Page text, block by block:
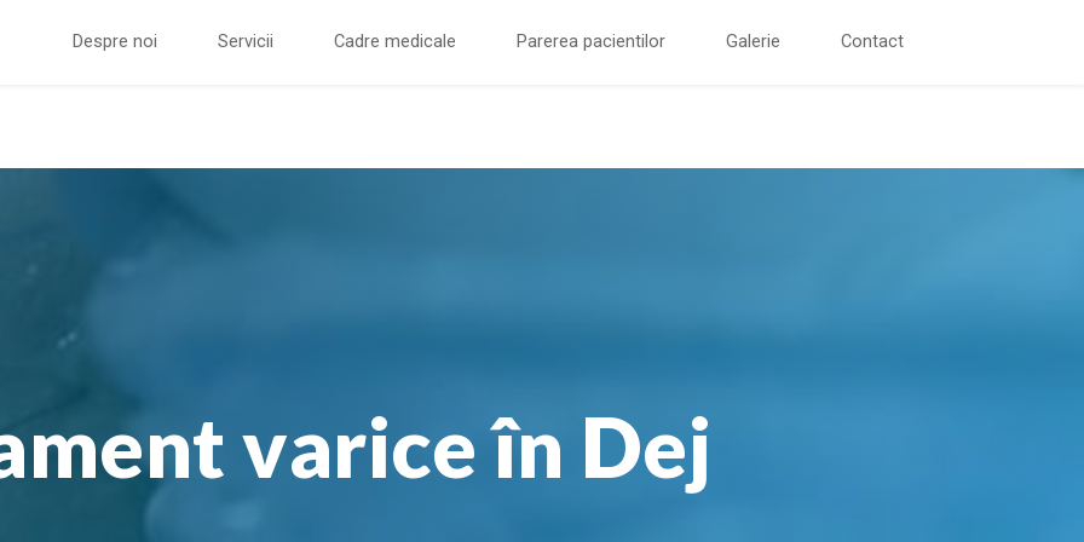
Despre noi Servicii Cadre medicale Parerea pacientilor Galerie Contact
varice în Dej